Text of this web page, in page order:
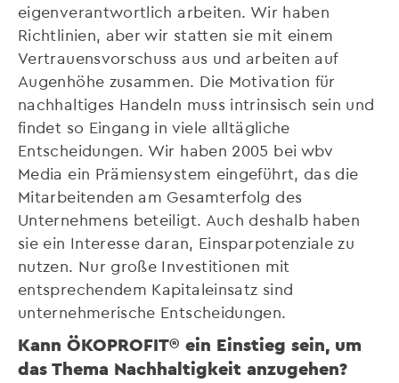
eigenverantwortlich arbeiten. Wir haben
Richtlinien, aber wir statten sie mit einem
Vertrauensvorschuss aus und arbeiten auf
Augenhöhe zusammen. Die Motivation für
nachhaltiges Handeln muss intrinsisch sein und
findet so Eingang in viele alltägliche
Entscheidungen. Wir haben 2005 bei wbv
Media ein Prämiensystem eingeführt, das die
Mitarbeitenden am Gesamterfolg des
Unternehmens beteiligt. Auch deshalb haben
sie ein Interesse daran, Einsparpotenziale zu
nutzen. Nur große Investitionen mit
entsprechendem Kapitaleinsatz sind
unternehmerische Entscheidungen.
Kann ÖKOPROFIT® ein Einstieg sein, um
das Thema Nachhaltigkeit anzugehen?